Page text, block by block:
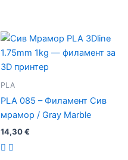
PLA
PLA 085 – Филамент Сив
мрамор / Gray Marble
14,30€